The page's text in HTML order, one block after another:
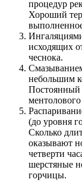
процедур
Хороший
исходящих
чеснока.
небольшим
Постоянный
(до уровня
Сколько
оказывают
четверти
шерстяные
горчицы.